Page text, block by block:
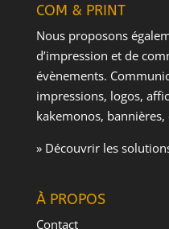
COM & PRINT
Nous proposons
d’impression et de
évènements.
impressions, logos,
kakemonos, bannières,
» Découvrir les
À PROPOS
Contact